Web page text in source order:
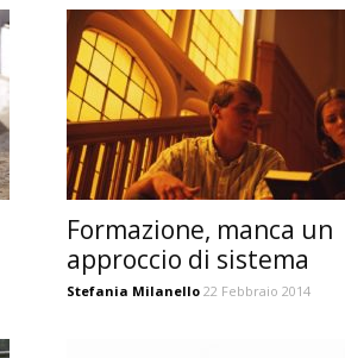
Formazione, manca un
approccio di sistema
Stefania Milanello 22 Febbraio 2014